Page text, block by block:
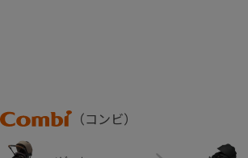
Combi
（コンビ）